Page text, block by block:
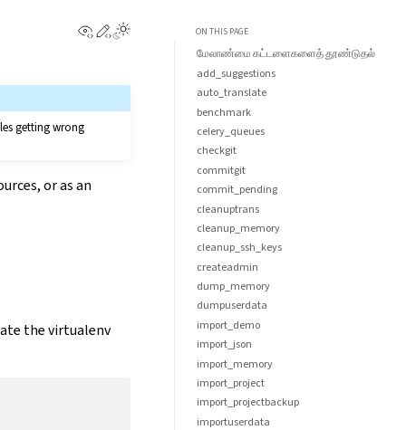
View this page
Edit this page
getting wrong
or as an
the virtualenv
ON THIS PAGE
மேலாண்மை கட்டளைகளைத் தூண்டுதல்
add_suggestions
auto_translate
benchmark
celery_queues
checkgit
commitgit
commit_pending
cleanuptrans
cleanup_memory
cleanup_ssh_keys
createadmin
dump_memory
dumpuserdata
import_demo
import_json
import_memory
import_project
import_projectbackup
importuserdata